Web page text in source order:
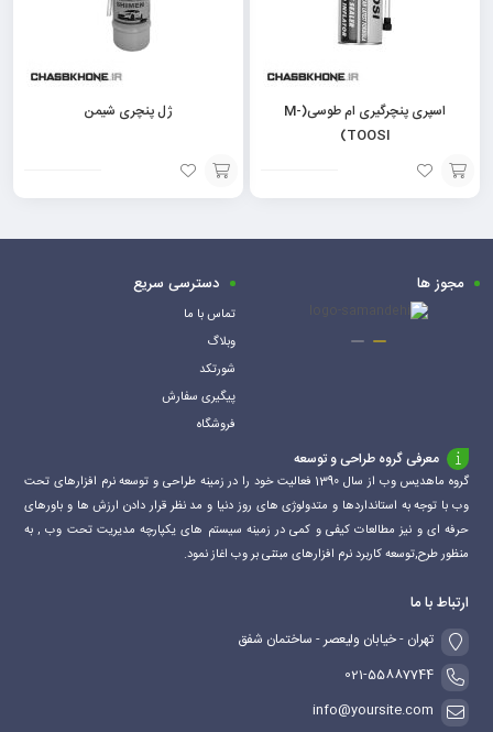
اسپری پنچرگیری ام طوسی(M-
TOOSI)
افزودن
به
ژل پنچری شیمن
افزودن
به
مجوز ها دسترسی سریع
تماس با ما
وبلاگ
شورتکد
پیگیری سفارش
فروشگاه
معرفی گروه طراحی و توسعه
گروه ماهدیس وب از سال 1390 فعالیت خود را در زمینه طراحی و توسعه نرم افزارهای تحت
وب با توجه به استانداردها و متدولوژی های روز دنیا و مد نظر قرار دادن ارزش ها و باورهای
حرفه ای و نیز مطالعات کیفی و کمی در زمینه سیستم های یکپارچه مدیریت تحت وب , به
منظور طرح,توسعه کاربرد نرم افزارهای مبتنی بر وب اغاز نمود.
ارتباط با ما
تهران - خیابان ولیعصر - ساختمان شفق
021-55887744
info@yoursite.com